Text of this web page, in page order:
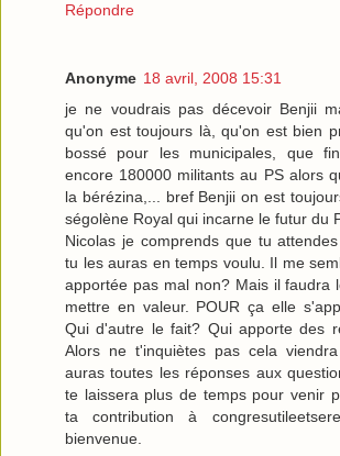
Répondre
Anonyme 18 avril, 2008 15:31
je ne voudrais pas décevoir Benjii
qu'on est toujours là, qu'on est bien
bossé pour les municipales, que
encore 180000 militants au PS alors
la bérézina,... bref Benjii on est
ségolène Royal qui incarne le futur du
Nicolas je comprends que tu
tu les auras en temps voulu. Il me
apportée pas mal non? Mais il faudra
mettre en valeur. POUR ça elle
Qui d'autre le fait? Qui apporte des
Alors ne t'inquiètes pas cela
auras toutes les réponses aux
te laissera plus de temps pour venir
ta contribution à
bienvenue.